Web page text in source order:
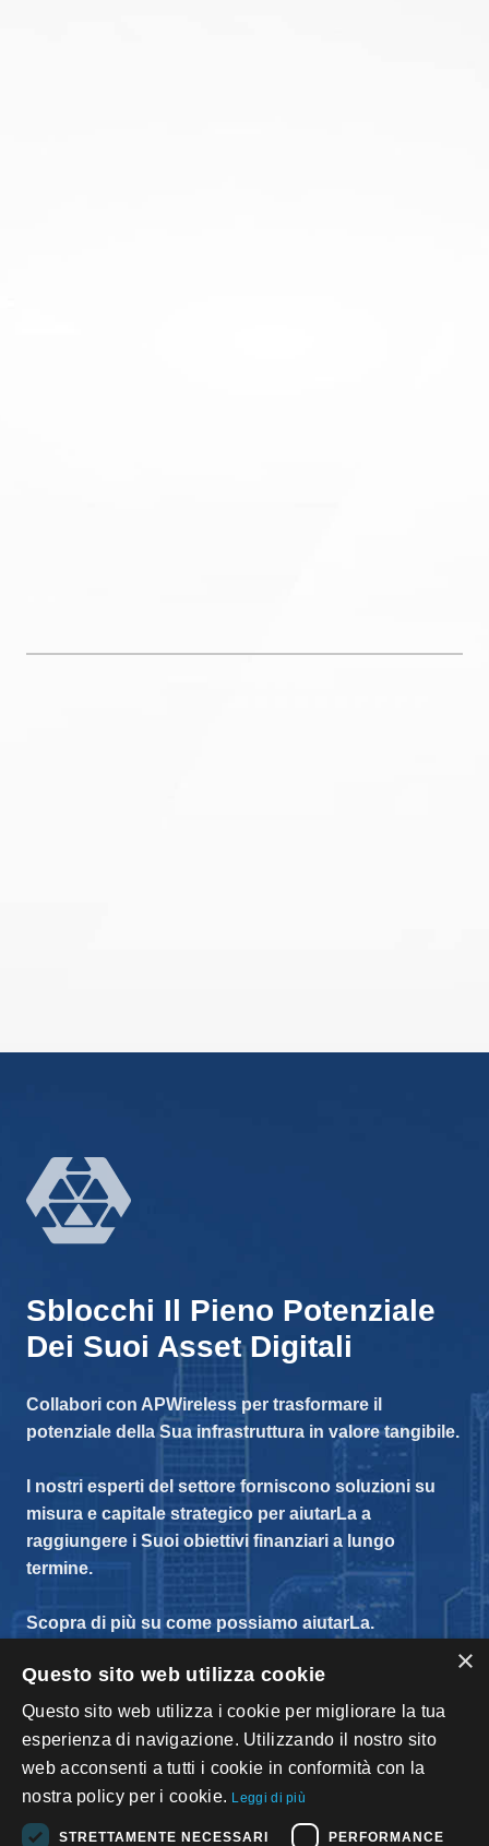
Sblocchi Il Pieno Potenziale
Dei Suoi Asset Digitali
Collabori con APWireless per trasformare il
potenziale della Sua infrastruttura in valore tangibile.
I nostri esperti del settore forniscono soluzioni su
misura e capitale strategico per aiutarLa a
raggiungere i Suoi obiettivi finanziari a lungo
termine.
Scopra di più su come possiamo aiutarLa.
Parli Con Un Esperto
×
Questo sito web utilizza cookie
Questo sito web utilizza i cookie per migliorare la tua
esperienza di navigazione. Utilizzando il nostro sito
web acconsenti a tutti i cookie in conformità con la
nostra policy per i cookie. Leggi di più
STRETTAMENTE NECESSARI PERFORMANCE